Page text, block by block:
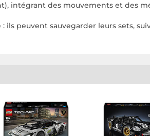
intégrant des mouvements et des
: ils peuvent sauvegarder leurs sets,